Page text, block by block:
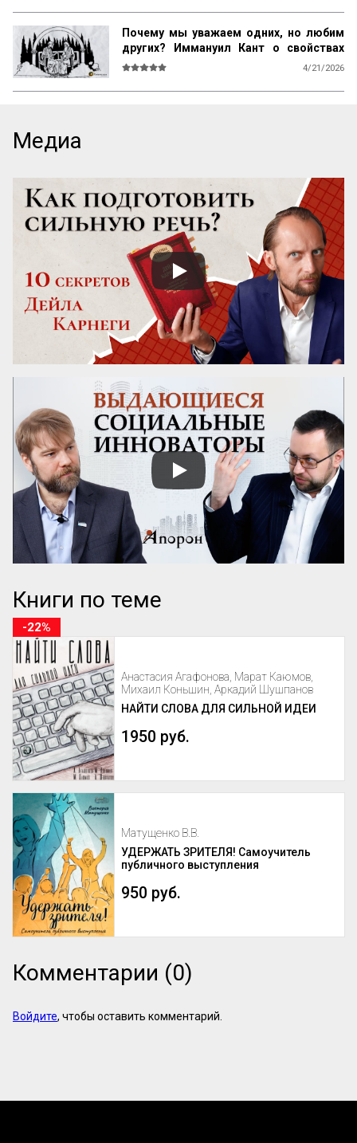
Почему мы уважаем одних, но любим
других? Иммануил Кант о свойствах
возвышенного и прекрасного
4/21/2026
добродетель бургомистра. Правдивость
и честность просты и благородны, шутка
и угодливая лесть тонки и красивы.
Учтивость украшение добродетели.
Бескорыстное служебное рвение
благородно, утонченность и вежливость
прекрасны. Возвышенные свойства
внушают уважение, прекрасные любовь.
Люди, чувство которых обращено
преимущественно на прекрасное, ищут
себе честных, вер...
Медиа
Книги по теме
Анастасия Агафонова, Марат Каюмов,
Михаил Коньшин, Аркадий Шушпанов
НАЙТИ СЛОВА ДЛЯ СИЛЬНОЙ ИДЕИ
1950 руб.
-22%
Матущенко В.В.
УДЕРЖАТЬ ЗРИТЕЛЯ! Самоучитель
публичного выступления
950 руб.
Комментарии (0)
Войдите, чтобы оставить комментарий.